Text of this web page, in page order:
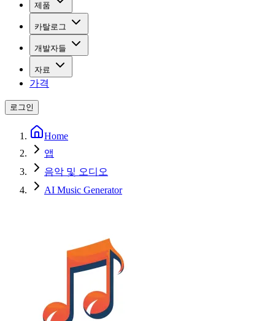
제품
카탈로그
개발자들
자료
가격
로그인
Home
앱
음악 및 오디오
AI Music Generator